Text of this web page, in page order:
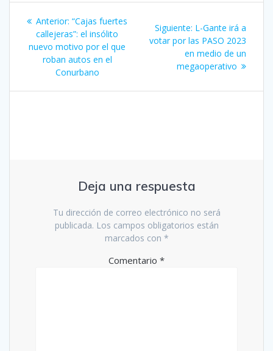
Navegación
de
entradas
Anterior: Entrada
anterior:
“Cajas fuertes
callejeras”: el insólito
nuevo motivo por el que
roban autos en el
Conurbano
Siguiente: Siguiente
entrada:
L-Gante irá a
votar por las PASO 2023
en medio de un
megaoperativo
Deja una respuesta
Tu dirección de correo electrónico no será
publicada. Los campos obligatorios están
marcados con *
Comentario *